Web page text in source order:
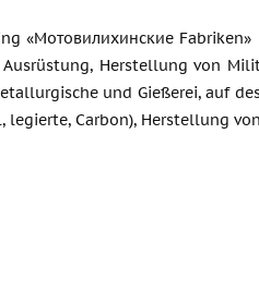
«Мотовилихинские
Herstellung von
und Gießerei, auf
legierte, Carbon), Herstellung